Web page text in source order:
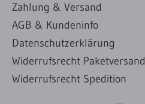
Zahlung & Versand
AGB & Kundeninfo
Datenschutzerklärung
Widerrufsrecht Paketversand
Widerrufsrecht Spedition